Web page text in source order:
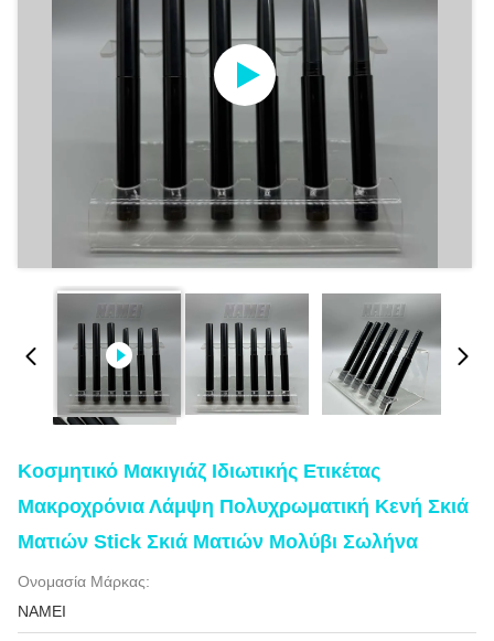
Κοσμητικό Μακιγιάζ Ιδιωτικής Ετικέτας
Μακροχρόνια Λάμψη Πολυχρωματική Κενή Σκιά
Ματιών Stick Σκιά Ματιών Μολύβι Σωλήνα
Ονομασία Μάρκας:
NAMEI